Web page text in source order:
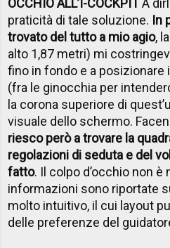
praticità di tale soluzione. In
trovato del tutto a mio agio,
alto 1,87 metri) mi
fino in fondo e a
(fra le ginocchia per
la corona superiore di
visuale dello schermo.
riesco però a trovare la
regolazioni di seduta e del
fatto. Il colpo d’occhio non è
informazioni sono riportate
molto intuitivo, il cui layout
delle preferenze del